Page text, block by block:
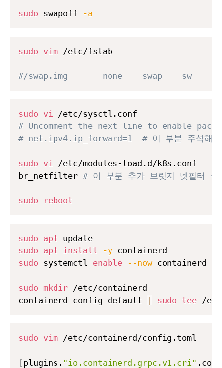
sudo swapoff -a
sudo vim /etc/fstab
#/swap.img       none    swap    sw
sudo vi
# Uncomment the next line to enable
# net.ipv4.ip_forward=1  # 이 부분 주석해제
sudo vi
/etc/modules-load.d/k8s.conf
br_netfilter # 이 부분 추가 브릿지 넷필터 설
sudo reboot
sudo apt
sudo apt install -y
sudo systemctl enable --now containerd
sudo mkdir /etc/containerd
containerd config default
| sudo tee /
sudo vim /etc/containerd/config.toml
[plugins. "io.containerd.grpc.v1.cri"